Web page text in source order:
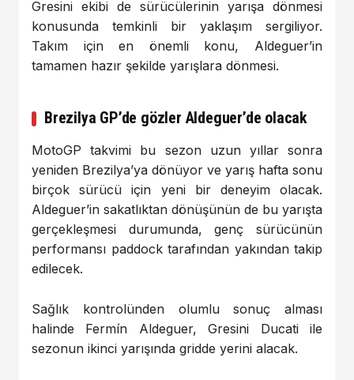
Gresini ekibi de sürücülerinin yarışa dönmesi
konusunda temkinli bir yaklaşım sergiliyor.
Takım içinen önemli konu, Aldeguer’in
tamamen hazır şekilde yarışlara dönmesi.
Brezilya GP’de gözler Aldeguer’de olacak
MotoGPtakvimi bu sezon uzun yıllarsonra
yeniden Brezilya’ya dönüyor ve yarış hafta sonu
birçoksürücüiçin yeni bir deneyimolacak.
Aldeguer’in sakatlıktan dönüşünün de bu yarışta
gerçekleşmesi durumunda,gençsürücünün
performansı paddock tarafından yakından takip
edilecek.
Sağlık kontrolünden olumlusonuç alması
halinde Fermín Aldeguer,Gresini Ducatiile
sezonun ikinci yarışında gridde yerini alacak.